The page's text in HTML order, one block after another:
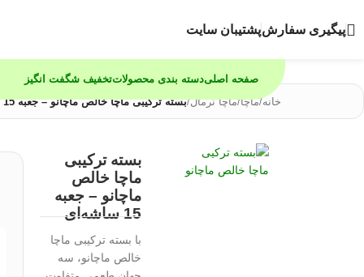
پیگیری سفارشپشتیبان سایت
صفحه اصلیدسته بندی محصولاتتخفیف شگفت انگیز
خانه/ماچا/ماچا نرمال/بسته ترکیبی ماچا خالص ماچانو – جعبه 15 ساشه‌ای
بسته ترکیبی
ماچا خالص
ماچانو – جعبه
15 ساشه‌ای
با بسته ترکیبی ماچا
خالص ماچانو، سه